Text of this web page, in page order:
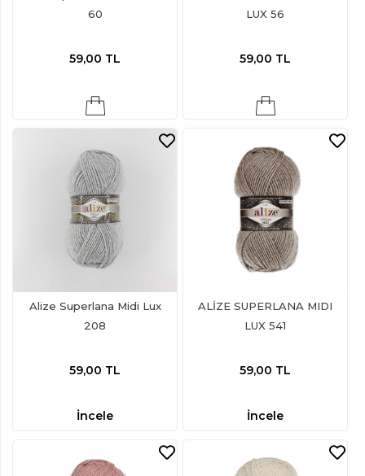
60
59,00 TL
LUX 56
59,00 TL
Alize Superlana Midi Lux
208
59,00 TL
İncele
ALİZE SUPERLANA MIDI
LUX 541
59,00 TL
İncele